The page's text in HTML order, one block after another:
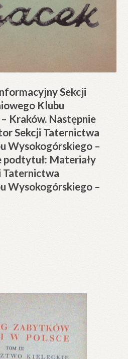
Sekcji
Klubu
Kraków. Następnie
Sekcji Taternictwa
Wysokogórskiego –
podtytuł: Materiały
Taternictwa
Wysokogórskiego –